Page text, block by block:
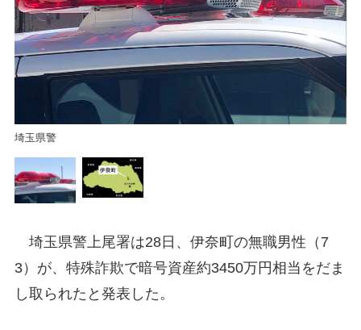
埼玉県警
埼玉県警上尾署は28日、伊奈町の無職男性（7
3）が、特殊詐欺で暗号資産約3450万円相当をだま
し取られたと発表した。